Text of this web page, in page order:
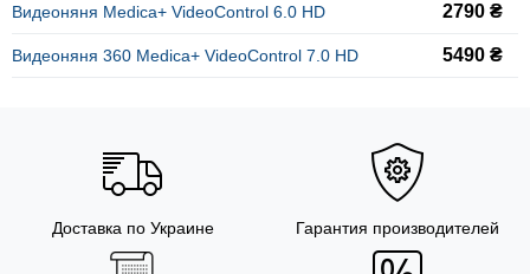
Видеоняня Medica+ VideoControl 6.0 HD 2790 ₴
Видеоняня 360 Medica+ VideoControl 7.0 HD 5490 ₴
Доставка по Украине Гарантия производителей